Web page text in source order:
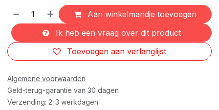
Aan winkelmandje toevoegen
Ik heb een vraag over dit product
Toevoegen aan verlanglijst
Algemene voorwaarden
Geld-terug-garantie van 30 dagen
Verzending: 2-3 werkdagen